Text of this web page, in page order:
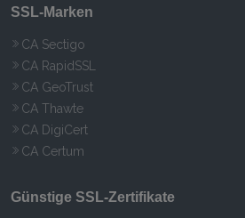
SSL-Marken
CA Sectigo
CA RapidSSL
CA GeoTrust
CA Thawte
CA DigiCert
CA Certum
Günstige SSL-Zertifikate